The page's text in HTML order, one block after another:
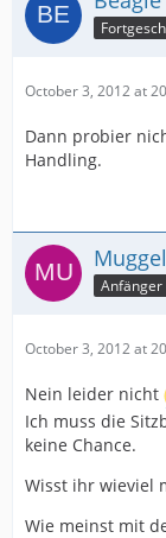
October 3, 2012 at
Dann probier
Handling.
Anfänger
October 3, 2012 at
Nein leider nicht
Ich muss die
keine Chance.
Wisst ihr wieviel
Wie meinst mit